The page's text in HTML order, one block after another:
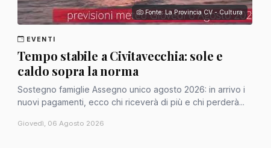
Fonte: La Provincia CV - Cultura
EVENTI
Tempo stabile a Civitavecchia: sole e
caldo sopra la norma
Sostegno famiglie Assegno unico agosto 2026: in arrivo i
nuovi pagamenti, ecco chi riceverà di più e chi perderà...
Giovedì, 06 Agosto 2026